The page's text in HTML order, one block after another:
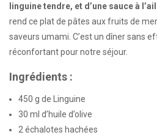
linguine tendre, et d’une sauce à
rend ce plat de pâtes aux fruits de
saveurs umami. C’est un dîner sans
réconfortant pour notre séjour.
Ingrédients :
450 g de Linguine
30 ml d’huile d’olive
2 échalotes hachées